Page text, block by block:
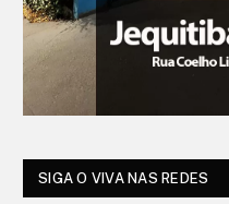
SIGA O VIVA NAS REDES